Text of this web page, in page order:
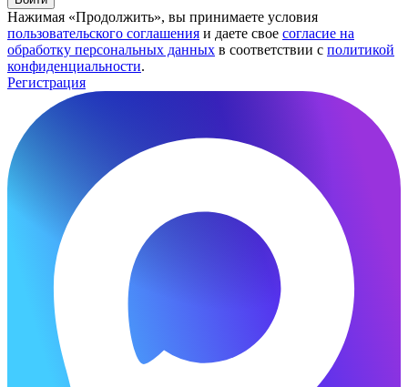
Нажимая «Продолжить», вы принимаете условия
пользовательского соглашения и даете свое согласие на
обработку персональных данных в соответствии с политикой
конфиденциальности.
Регистрация